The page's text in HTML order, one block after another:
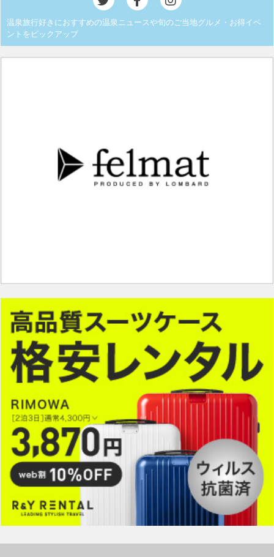
温泉旅行好きにおすすめの温泉ニュースや旬のご当地グルメ・お得イベ
ントをピックアップ